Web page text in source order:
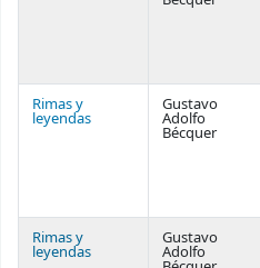
Rimas y
leyendas
Gustavo
Adolfo
Bécquer
Rimas y
leyendas
Gustavo
Adolfo